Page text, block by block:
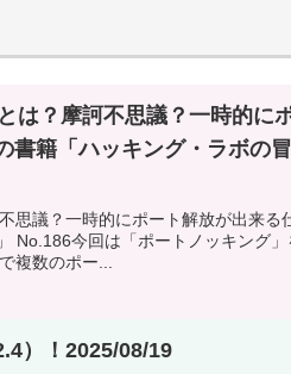
は？摩訶不思議？一時的に
籍「ハッキング・ラボの冒
思議？一時的にポート解放が出来る
No.186今回は「ポートノッキング」
複数のポー...
）！2025/08/19